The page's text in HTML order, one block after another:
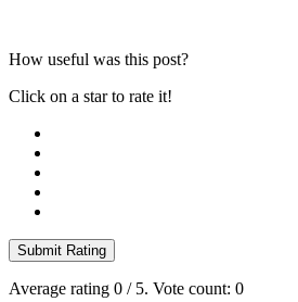
How useful was this post?
Click on a star to rate it!
Submit Rating
Average rating 0 / 5. Vote count: 0